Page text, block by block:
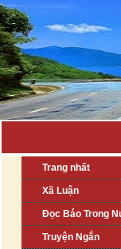
Trang nhất
Xã Luận
Đọc Báo Trong
Truyện Ngắn